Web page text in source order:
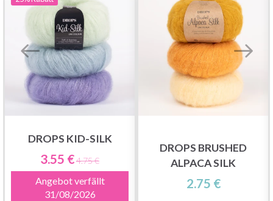
DROPS KID-SILK
3.55 €4.75 €
Angebot verfällt
31/08/2026
DROPS BRUSHED
ALPACA SILK
2.75 €